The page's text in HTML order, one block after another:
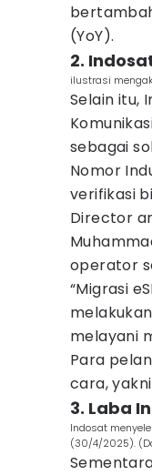
(YoY).
2.
ilustrasi
Selain itu,
sebagai
Nomor
verifikasi
Director
operator
“Migrasi
melayani
Para
cara,
3. Laba
Indosat
(30/4/2025).